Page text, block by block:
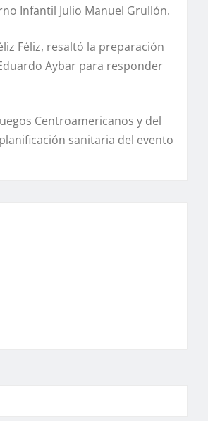
Infantil Julio Manuel Grullón.
Féliz, resaltó la preparación
Aybar para responder
Centroamericanos y del
sanitaria del evento